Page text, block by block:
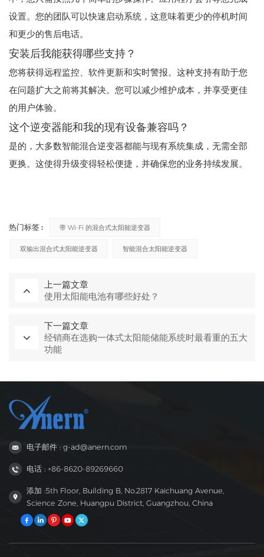
设置。您的团队可以快速启动系统，这意味着更少的停机时间
和更少的售后电话。
安装后我能获得哪些支持？
您将获得远程监控、软件更新和实时警报。这种支持有助于您
在问题扩大之前将其解决。您可以减少维护成本，并享受更佳
的用户体验。
这个逆变器能和我的现有设备兼容吗？
是的，大多数智能混合逆变器都能与现有系统集成，无需全部
更换。这使得升级变得轻松便捷，并确保您的业务持续发展。
热门标签 : 带 Wi-Fi 的混合式太阳能逆变器
双输出混合式太阳能逆变器 智能混合太阳能逆变器
上一篇文章
使用太阳能电池有哪些好处？
下一篇文章
经销商在选购一体式太阳能储能系统时最看重的五大
功能
电子邮件 : g-ad@anern.com
电话 : +86-8620-89269660
添加 :5th Floor, Building B, No.2817 Kaichuang Avenue,
Science Zone, Huangpu District, Guangzhou, China